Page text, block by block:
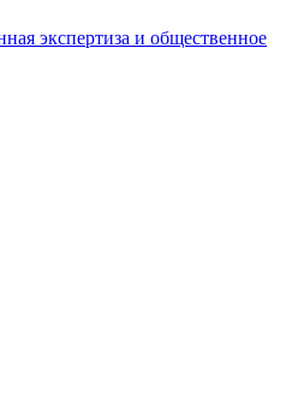
экспертиза и общественное